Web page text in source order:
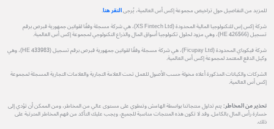
للمزيد من التفاصيل حول تراخيص مجموعة إكس أس العالمية، يُرجىالنقر هنا.
شركة إكس إس للتكنولوجيا المالية المحدودة (XS Fintech Ltd)، هي شركة مسجلة وفقًا لقوانين جمهورية قبرص برقم
تسجيل (HE 426566)، وهي مزود لحلول تكنولوجيا أسواق المال والذراع التكنولوجي لمجموعة إكس أس العالمية.
شركة فيكوباي المحدودة (Ficupay Ltd)، هي شركة مسجلة وفقًا لقوانين جمهورية قبرص برقم تسجيل (HE 433983)، وهي
وكيل الدفع المعتمد لمجموعة إكس أس العالمية.
الشركات والكيانات المذكورة أعلاه مخولة حسب الأصول للعمل تحت العلامة التجارية والعلامات التجارية المسجلة لمجموعة
إكس أس العالمية.
تحذير من المخاطر:يتم تداول منتجاتنا بواسطة الهامش وتنطوي على مستوى عالي من المخاطر، ومن الممكن أن تؤدي إلى
خسارة رأس المال بالكامل. وقد لا تكون هذه المنتجات مناسبة للجميع، ويجب عليك التأكد من فهم المخاطر المترتبة على
ذلك.